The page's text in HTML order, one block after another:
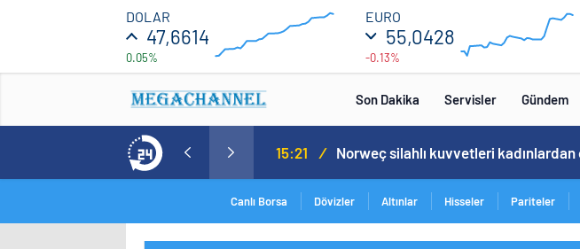
DOLAR
47,6614
0.05%
00:00 00:00
EURO
55,0428
-0.13%
00:00 00:00
Son Dakika Servisler Gündem
Norweç silahlı kuvvetleri kadınlardan oluşan özel kuvvetler eğitimlerini başlattı. 15:20 /
Canlı Borsa Dövizler Altınlar Hisseler Pariteler